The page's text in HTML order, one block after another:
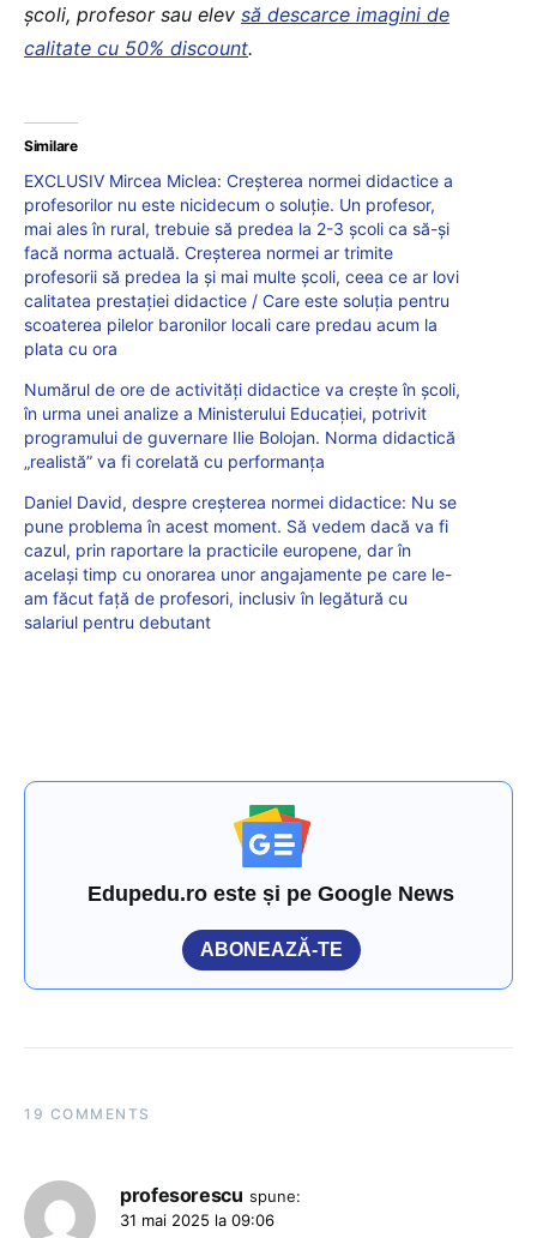
școli, profesor sau elev să descarce imagini de
calitate cu 50% discount.
Similare
EXCLUSIV Mircea Miclea: Creșterea normei didactice a
profesorilor nu este nicidecum o soluție. Un profesor,
mai ales în rural, trebuie să predea la 2-3 școli ca să-și
facă norma actuală. Creșterea normei ar trimite
profesorii să predea la și mai multe școli, ceea ce ar lovi
calitatea prestației didactice / Care este soluția pentru
scoaterea pilelor baronilor locali care predau acum la
plata cu ora
Numărul de ore de activități didactice va crește în școli,
în urma unei analize a Ministerului Educației, potrivit
programului de guvernare Ilie Bolojan. Norma didactică
„realistă” va fi corelată cu performanța
Daniel David, despre creșterea normei didactice: Nu se
pune problema în acest moment. Să vedem dacă va fi
cazul, prin raportare la practicile europene, dar în
același timp cu onorarea unor angajamente pe care le-
am făcut față de profesori, inclusiv în legătură cu
salariul pentru debutant
Edupedu.ro este și pe Google News
ABONEAZĂ-TE
19 COMMENTS
profesorescu spune:
31 mai 2025 la 09:06